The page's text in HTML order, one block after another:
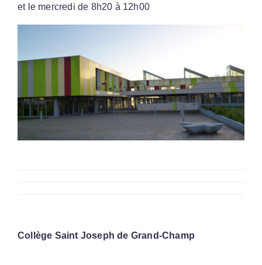
et le mercredi de 8h20 à 12h00
Collège Saint Joseph de Grand-Champ